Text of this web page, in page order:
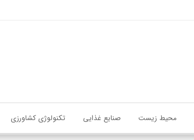
محیط زیست صنایع غذایی تکنولوژی کشاورزی